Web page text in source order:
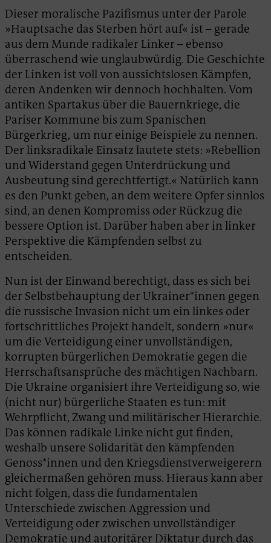
Dieser moralische Pazifismus unter der Parole
»Hauptsache das Sterben hört auf« ist – gerade
aus dem Munde radikaler Linker – ebenso
überraschend wie unglaubwürdig. Die Geschichte
der Linken ist voll von aussichtslosen Kämpfen,
deren Andenken wir dennoch hochhalten. Vom
antiken Spartakus über die Bauernkriege, die
Pariser Kommune bis zum Spanischen
Bürgerkrieg, um nur einige Beispiele zu nennen.
Der linksradikale Einsatz lautete stets: »Rebellion
und Widerstand gegen Unterdrückung und
Ausbeutung sind gerechtfertigt.« Natürlich kann
es den Punkt geben, an dem weitere Opfer sinnlos
sind, an denen Kompromiss oder Rückzug die
bessere Option ist. Darüber haben aber in linker
Perspektive die Kämpfenden selbst zu
entscheiden.
Nun ist der Einwand berechtigt, dass es sich bei
der Selbstbehauptung der Ukrainer*innen gegen
die russische Invasion nicht um ein linkes oder
fortschrittliches Projekt handelt, sondern »nur«
um die Verteidigung einer unvollständigen,
korrupten bürgerlichen Demokratie gegen die
Herrschaftsansprüche des mächtigen Nachbarn.
Die Ukraine organisiert ihre Verteidigung so, wie
(nicht nur) bürgerliche Staaten es tun: mit
Wehrpflicht, Zwang und militärischer Hierarchie.
Das können radikale Linke nicht gut finden,
weshalb unsere Solidarität den kämpfenden
Genoss*innen und den Kriegsdienstverweigerern
gleichermaßen gehören muss. Hieraus kann aber
nicht folgen, dass die fundamentalen
Unterschiede zwischen Aggression und
Verteidigung oder zwischen unvollständiger
Demokratie und autoritärer Diktatur durch das